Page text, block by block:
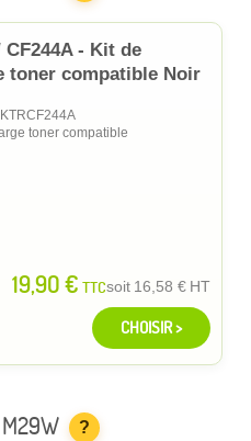
CF244A - Kit de
toner compatible Noir
toner compatible
19,90 € TTCsoit 16,58 € HT
CHOISIR >
M29W
?